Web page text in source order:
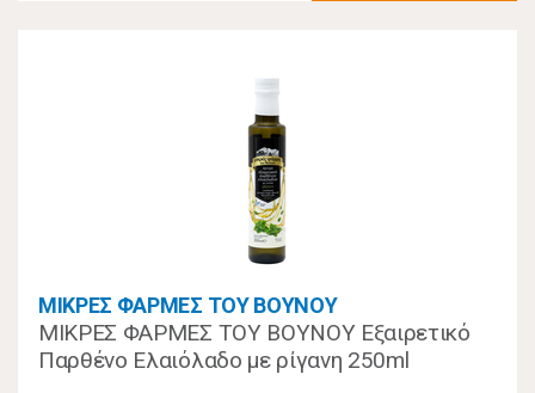
ΜΙΚΡΕΣ ΦΑΡΜΕΣ ΤΟΥ ΒΟΥΝΟΥ
ΜΙΚΡΕΣ ΦΑΡΜΕΣ ΤΟΥ ΒΟΥΝΟΥ Εξαιρετικό
Παρθένο Ελαιόλαδο με ρίγανη 250ml